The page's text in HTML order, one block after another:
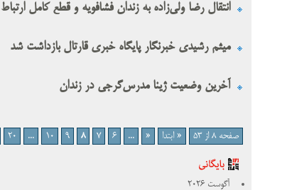
انتقال رضا ولی‌زاده به زندان فشافویه و قطع کامل ارتباط
میثم رشیدی خبرنگار پایگاه خبری قارتال بازداشت شد
آخرین وضعیت ژینا مدرس‌گرجی در زندان‌
صفحه 8 از 53 « ابتدا «
...
6
7
8
9
10
...
20
آگوست 2026